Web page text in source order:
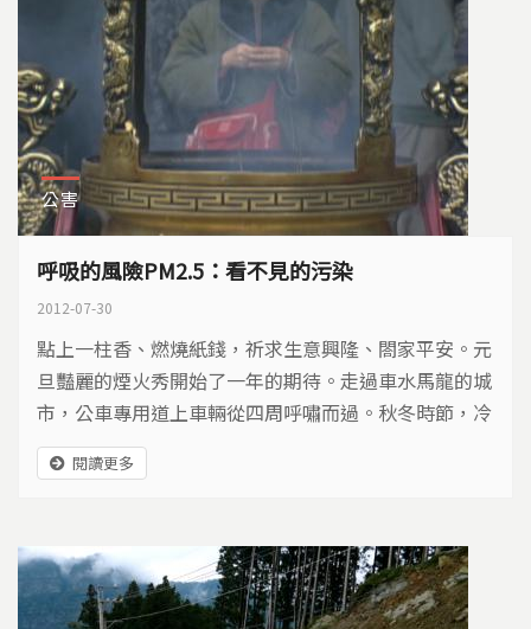
公害
呼吸的風險PM2.5：看不見的污染
2012-07-30
點上一柱香、燃燒紙錢，祈求生意興隆、閤家平安。元
旦豔麗的煙火秀開始了一年的期待。走過車水馬龍的城
市，公車專用道上車輛從四周呼嘯而過。秋冬時節，冷
冷的空氣，經常灰灰濛濛的… 遇到這種情況，有時想
咳嗽、呼吸有點不順、眼睛微微刺痛，感覺空氣中似乎
閱讀更多